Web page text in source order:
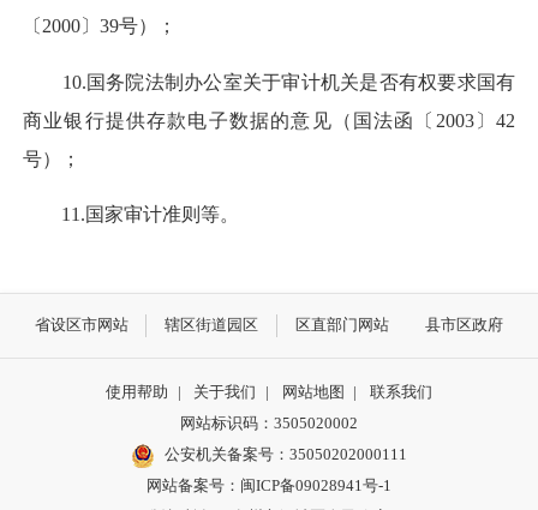
〔2000〕39号）；
10.国务院法制办公室关于审计机关是否有权要求国有
商业银行提供存款电子数据的意见（国法函〔2003〕42
号）；
11.国家审计准则等。
省设区市网站 辖区街道园区 区直部门网站 县市区政府
使用帮助 | 关于我们 | 网站地图 |
联系我们
网站标识码：3505020002
公安机关备案号：35050202000111
网站备案号：闽ICP备09028941号-1